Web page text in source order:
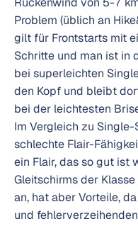
Problem (üblich an
gilt für Frontstarts mit
Schritte und man ist in
bei superleichten
den Kopf und bleibt
bei der leichtesten
Im Vergleich zu
schlechte Flair-
ein Flair, das so gut ist
Gleitschirms der
an, hat aber Vorteile,
und